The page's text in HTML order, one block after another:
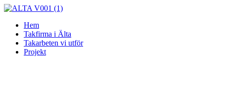
Skip
contentHem
Takfirma i Älta
Takarbeten vi utför
Projekt